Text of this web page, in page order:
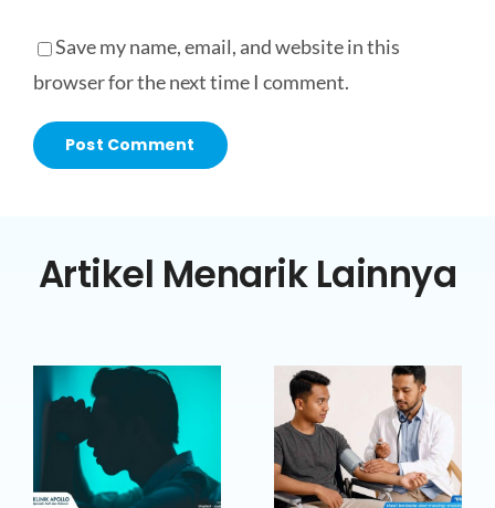
Save my name, email, and website in this
browser for the next time I comment.
Artikel Menarik Lainnya